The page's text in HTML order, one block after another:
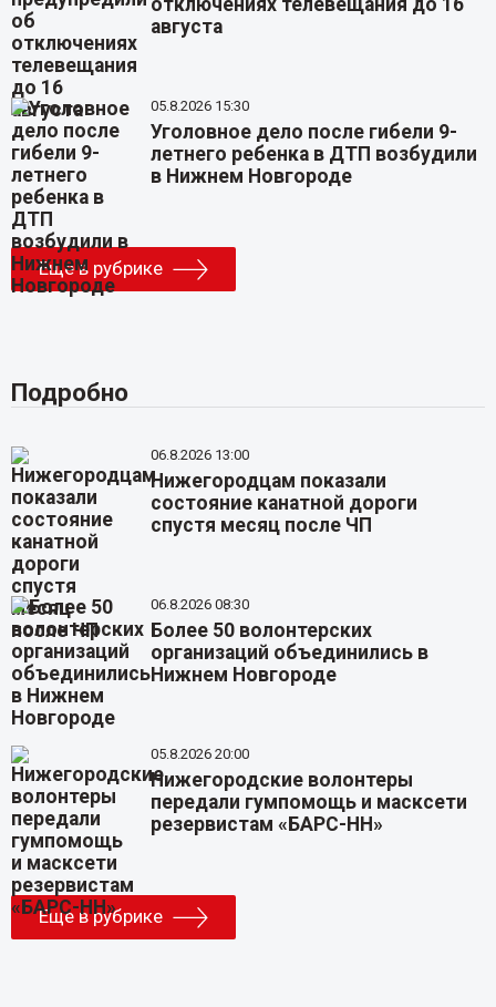
отключениях телевещания до 16
августа
05.8.2026 15:30
Уголовное дело после гибели 9-
летнего ребенка в ДТП возбудили
в Нижнем Новгороде
Еще в рубрике
Подробно
06.8.2026 13:00
Нижегородцам показали
состояние канатной дороги
спустя месяц после ЧП
06.8.2026 08:30
Более 50 волонтерских
организаций объединились в
Нижнем Новгороде
05.8.2026 20:00
Нижегородские волонтеры
передали гумпомощь и масксети
резервистам «БАРС-НН»
Еще в рубрике